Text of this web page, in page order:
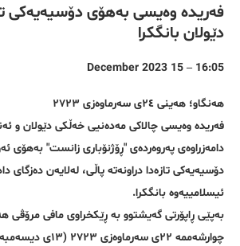
فەریدە وەیسی بەهۆی دۆسیەیەکی
دێولان بانگکرا
16:05 – 15 December 2023
هەنگاو؛ هەینی ٢٤ی سەرماوەزی ٢٧٢٣
فەریدە وەیسی چالاکی مەدەنیی خەڵکی دێولان و
دامەزراوەی پەروەردەی "ڕۆژنۆباری زانست" بەهۆی
دۆسیەیەکی تازەدا دراونەتە پاڵی، لەلایەن دەزگای
ئیسلامییەوە بانگکرا.
بەپێی ڕاپۆرتی گەیشتوو بە ڕێکخراوی مافی مرۆڤی